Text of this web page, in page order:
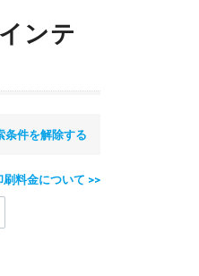
ンテ
条件を解除する
料金について >>